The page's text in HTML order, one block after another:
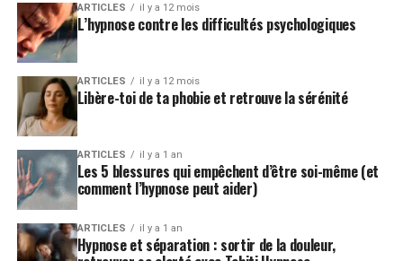
ARTICLES il y a 12 mois
L’hypnose contre les difficultés psychologiques
ARTICLES il y a 12 mois
Libère-toi de ta phobie et retrouve la sérénité
ARTICLES il y a 1 an
Les 5 blessures qui empêchent d’être soi-même (et
comment l’hypnose peut aider)
ARTICLES il y a 1 an
Hypnose et séparation : sortir de la douleur,